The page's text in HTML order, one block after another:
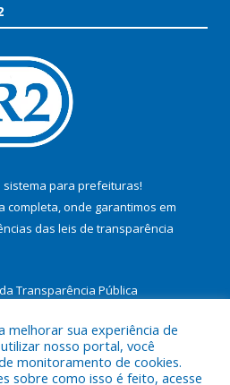
sistema para prefeituras!
completa, onde garantimos em
das leis de transparência
Transparência Pública
melhorar sua experiência de
nosso portal, você
monitoramento de cookies.
sobre como isso é feito, acesse